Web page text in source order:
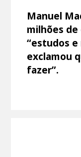
Manuel
milhões
“estudos e
exclamou
fazer”.